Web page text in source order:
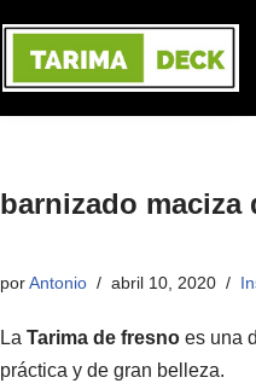
barnizado maciza
porAntonio abril 10, 2020
La Tarima de fresno es una
práctica y de gran belleza.